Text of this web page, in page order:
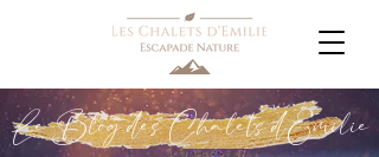
Le Blog des Chalets d'Emilie